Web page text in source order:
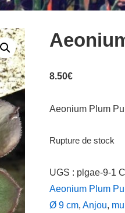
8.50€
Aeonium Plum
Rupture de stock
UGS : plgae-9-1
Aeonium Plum
Ø 9 cm, Anjou,